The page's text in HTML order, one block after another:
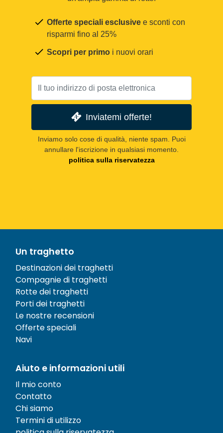
Offerte speciali esclusive e sconti con
risparmi fino al 25%
Scopri per primo i nuovi orari
Inviatemi offerte!
Inviamo solo cose di qualità, niente spam. Puoi
annullare l'iscrizione in qualsiasi momento.
politica sulla riservatezza
Un traghetto
Destinazioni dei traghetti
Compagnie di traghetti
Rotte dei traghetti
Porti dei traghetti
Le nostre recensioni
Offerte speciali
Navi
Aiuto e informazioni utili
Il mio conto
Contatto
Chi siamo
Termini di utilizzo